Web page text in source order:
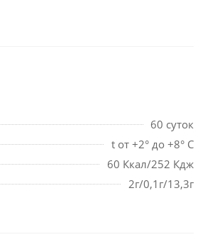
60 суток
t от +2° до +8° С
60 Ккал/252 Кдж
2г/0,1г/13,3г